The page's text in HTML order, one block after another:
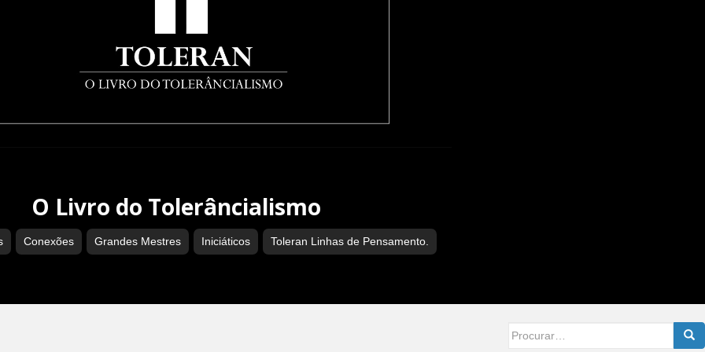
O Livro do Tolerâncialismo
Conexões Grandes Mestres Iniciáticos Toleran Linhas de Pensamento.
for: